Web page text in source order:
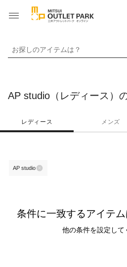
お探しのアイテムは？
AP studio（レディース）
レディース メンズ
AP studio
条件に一致するアイテ
他の条件を設定して